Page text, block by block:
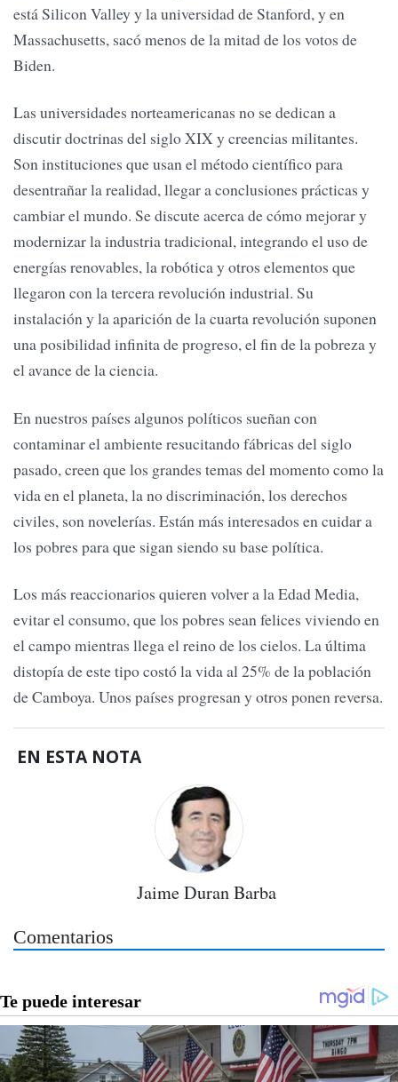
está Silicon Valley y la universidad de Stanford, y en
Massachusetts, sacó menos de la mitad de los votos de
Biden.
Las universidades norteamericanas no se dedican a
discutir doctrinas del siglo XIX y creencias militantes.
Son instituciones que usan el método científico para
desentrañar la realidad, llegar a conclusiones prácticas y
cambiar el mundo. Se discute acerca de cómo mejorar y
modernizar la industria tradicional, integrando el uso de
energías renovables, la robótica y otros elementos que
llegaron con la tercera revolución industrial. Su
instalación y la aparición de la cuarta revolución suponen
una posibilidad infinita de progreso, el fin de la pobreza y
el avance de la ciencia.
En nuestros países algunos políticos sueñan con
contaminar el ambiente resucitando fábricas del siglo
pasado, creen que los grandes temas del momento como la
vida en el planeta, la no discriminación, los derechos
civiles, son novelerías. Están más interesados en cuidar a
los pobres para que sigan siendo su base política.
Los más reaccionarios quieren volver a la Edad Media,
evitar el consumo, que los pobres sean felices viviendo en
el campo mientras llega el reino de los cielos. La última
distopía de este tipo costó la vida al 25% de la población
de Camboya. Unos países progresan y otros ponen reversa.
EN ESTA NOTA
Jaime Duran Barba
Comentarios